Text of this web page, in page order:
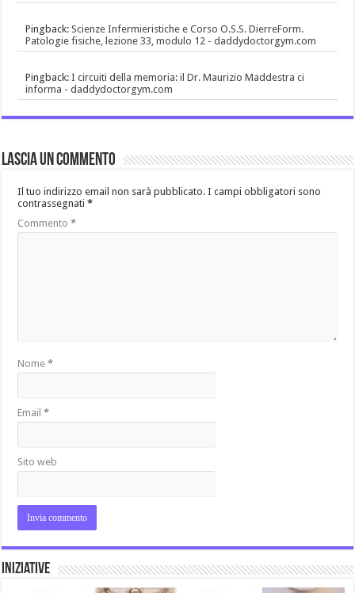
Pingback:Scienze Infermieristiche e Corso O.S.S. DierreForm.
Patologie fisiche, lezione 33, modulo 12 - daddydoctorgym.com
Pingback:I circuiti della memoria: il Dr. Maurizio Maddestra ci
informa - daddydoctorgym.com
Lascia un commento
Il tuo indirizzo email non sarà pubblicato. I campi obbligatori sono
contrassegnati*
Commento*
Nome*
Email*
Sito web
Iniziative